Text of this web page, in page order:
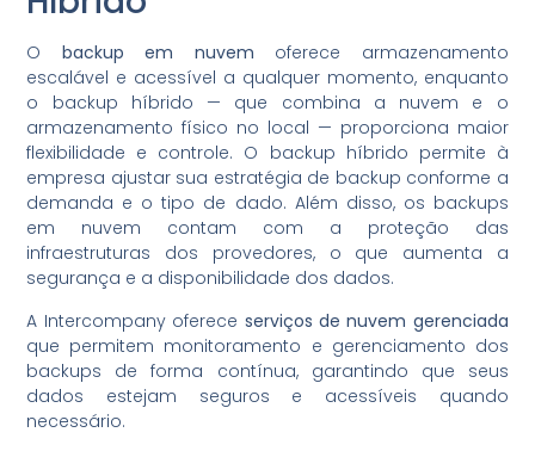
O backup em nuvem oferece armazenamento
escalável e acessível a qualquer momento, enquanto
o backup híbrido — que combina a nuvem e o
armazenamento físico no local — proporciona maior
flexibilidade e controle. O backup híbrido permite à
empresa ajustar sua estratégia de backup conforme a
demanda e o tipo de dado. Além disso, os backups
em nuvem contam com a proteção das
infraestruturas dos provedores, o que aumenta a
segurança e a disponibilidade dos dados.
A Intercompany oferece serviços de nuvem gerenciada
que permitem monitoramento e gerenciamento dos
backups de forma contínua, garantindo que seus
dados estejam seguros e acessíveis quando
necessário.